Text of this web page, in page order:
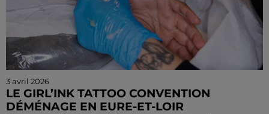
3 avril 2026
LE GIRL’INK TATTOO CONVENTION
DÉMÉNAGE EN EURE-ET-LOIR